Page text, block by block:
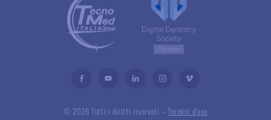
© 2026 Tutti i diritti riservati –Termini d’uso